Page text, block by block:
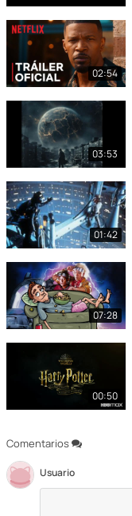
Comentarios
Usuario
02:54
03:53
01:42
07:28
00:50